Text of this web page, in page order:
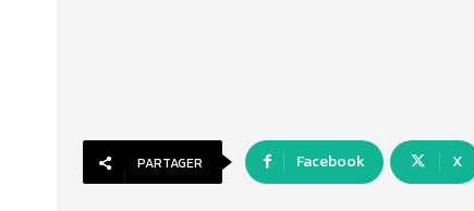
PARTAGER Facebook X